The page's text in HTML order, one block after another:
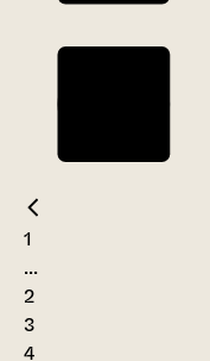
1
...
2
3
4